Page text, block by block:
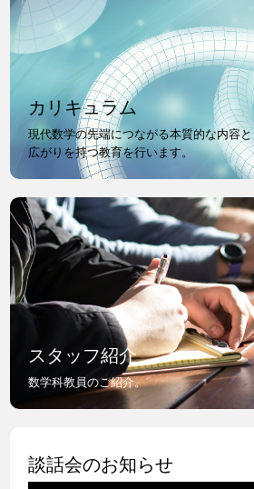
カリキュラム
現代数学の先端につながる本質的な内容と
広がりを持つ教育を行います。
スタッフ紹介
数学科教員のご紹介。
談話会のお知らせ